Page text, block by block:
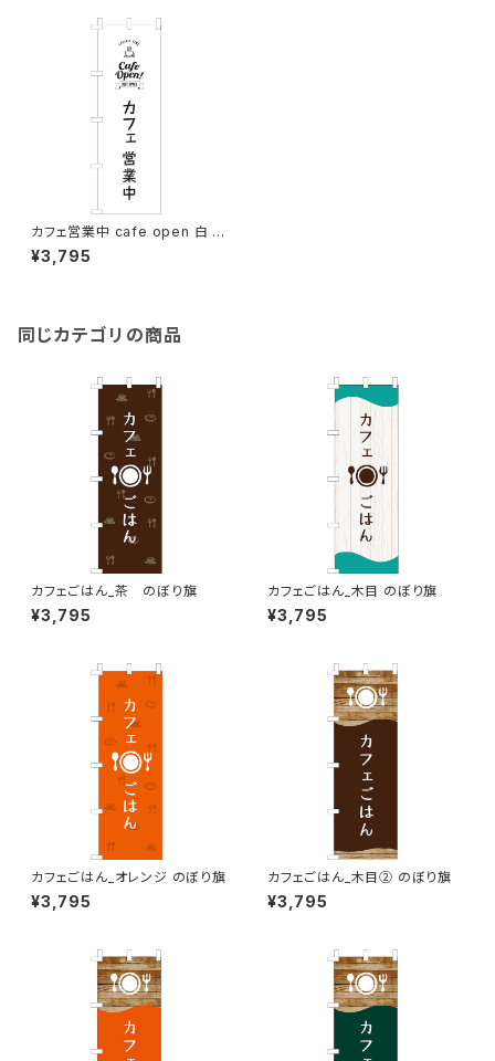
カフェ営業中 cafe open 白 の
ぼり旗
¥3,795
同じカテゴリの商品
カフェごはん_茶 のぼり旗
¥3,795
カフェごはん_木目 のぼり旗
¥3,795
カフェごはん_オレンジ のぼり旗
¥3,795
カフェごはん_木目② のぼり旗
¥3,795